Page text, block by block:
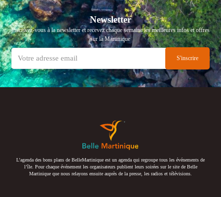
Newsletter
Inscrivez-vous à la newsletter et recevez chaque semaine les meilleures infos et offres
sur la Martinique
L’agenda des bons plans de BelleMartinique est un agenda qui regroupe tous les événements de
l’île. Pour chaque événement les organisateurs publient leurs soirées sur le site de Belle
Martinique que nous relayons ensuite auprès de la presse, les radios et télévisions.